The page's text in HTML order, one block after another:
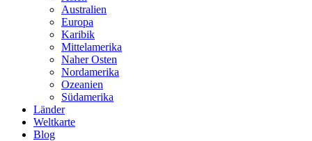
Australien
Europa
Karibik
Mittelamerika
Naher Osten
Nordamerika
Ozeanien
Südamerika
Länder
Weltkarte
Blog